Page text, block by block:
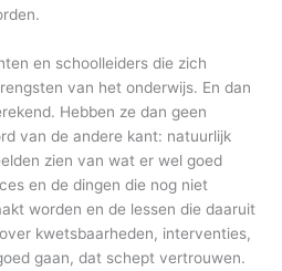
en schoolleiders die zich
van het onderwijs. En dan
Hebben ze dan geen
van de andere kant: natuurlijk
zien van wat er wel goed
en de dingen die nog niet
worden en de lessen die daaruit
kwetsbaarheden, interventies,
gaan, dat schept vertrouwen.